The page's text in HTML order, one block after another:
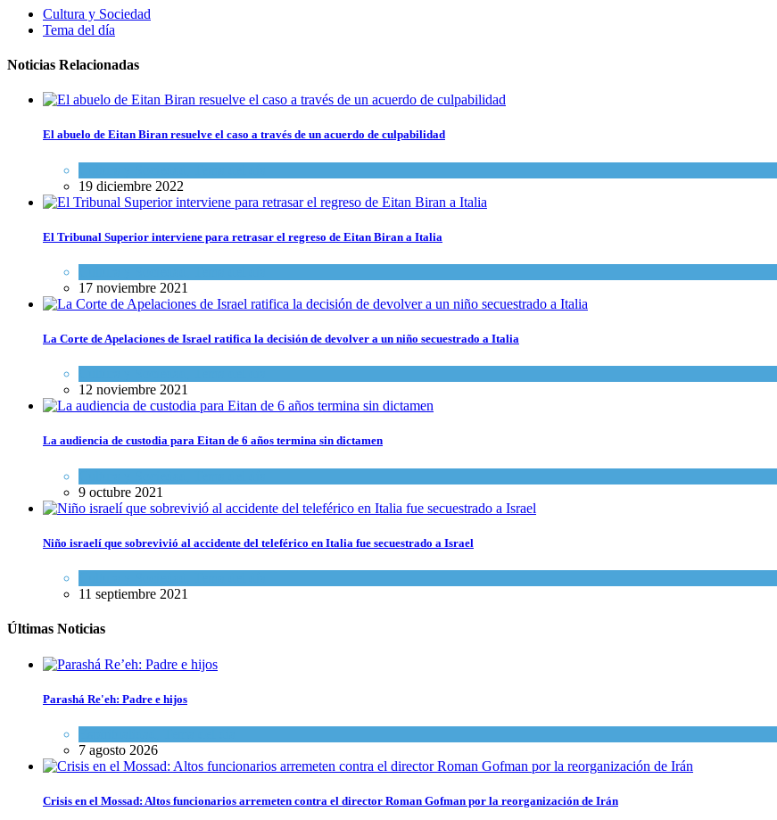
Cultura y Sociedad
Tema del día
Noticias Relacionadas
El abuelo de Eitan Biran resuelve el caso a través de un acuerdo de culpabilidad
19 diciembre 2022
El Tribunal Superior interviene para retrasar el regreso de Eitan Biran a Italia
17 noviembre 2021
La Corte de Apelaciones de Israel ratifica la decisión de devolver a un niño secuestrado a Italia
12 noviembre 2021
La audiencia de custodia para Eitan de 6 años termina sin dictamen
9 octubre 2021
Niño israelí que sobrevivió al accidente del teleférico en Italia fue secuestrado a Israel
11 septiembre 2021
Últimas Noticias
Parashá Re'eh: Padre e hijos
7 agosto 2026
Crisis en el Mossad: Altos funcionarios arremeten contra el director Roman Gofman por la reorganización de Irán